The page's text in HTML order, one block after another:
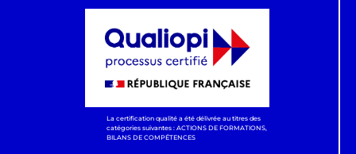
La certification qualité a été délivrée au titres des
catégories suivantes : ACTIONS DE FORMATIONS,
BILANS DE COMPÉTENCES